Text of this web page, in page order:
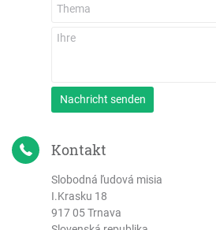
Nachricht senden
Kontakt
Slobodná ľudová misia
I.Krasku 18
917 05 Trnava